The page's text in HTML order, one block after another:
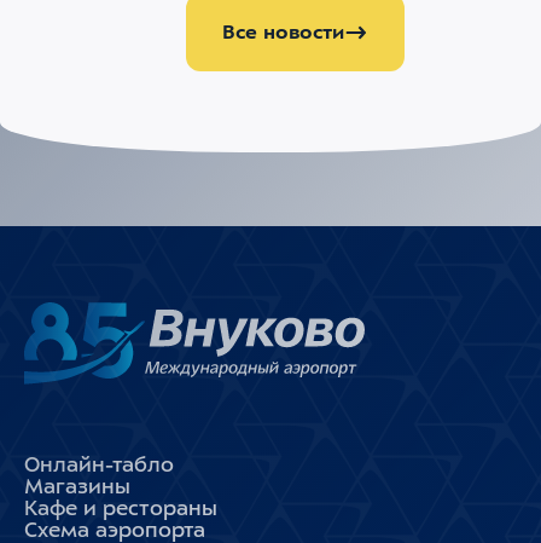
Все новости
Онлайн-табло
Магазины
Кафе и рестораны
Схема аэропорта